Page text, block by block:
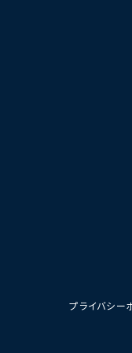
プライバシー